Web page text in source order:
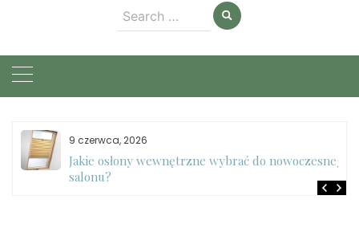
Search
for:
9 czerwca, 2026
Jakie osłony wewnętrzne wybrać do nowoczesnego
salonu?